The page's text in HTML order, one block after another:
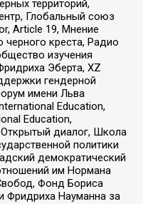
территорий,
Глобальный союз
Article 19, Мнение
креста, Радио
изучения
Эберта, XZ
гендерной
имени Льва
Education,
Education,
диалог, Школа
политики
демократический
им Нормана
Фонд Бориса
Фридриха Науманна за